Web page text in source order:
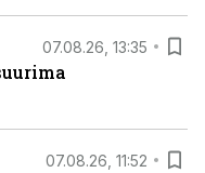
07.08.26, 13:35
07.08.26, 11:52